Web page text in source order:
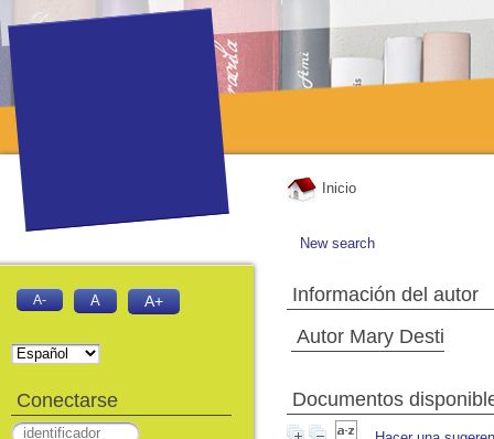
Inicio
New search
Información del autor
Autor Mary Desti
Documentos
A- A A+
Conectarse